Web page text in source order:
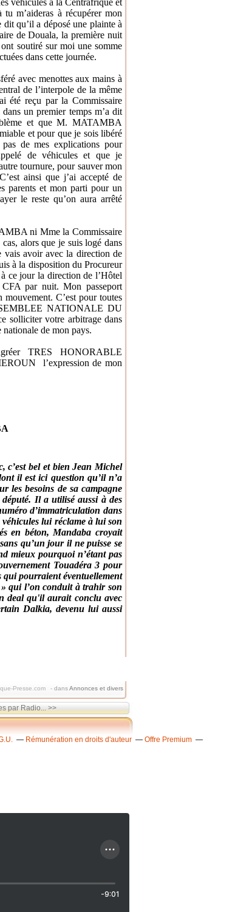
véhicules à la Centrafrique et
m’aideras à récupérer mon
qu’il a déposé une plainte à
de Douala, la première nuit
soutiré sur moi une somme
dans cette journée.
avec menottes aux mains à
de l’interpole de la même
été reçu par la Commissaire
un premier temps m’a dit
et que M. MATAMBA
et pour que je sois libéré
de mes explications pour
de véhicules et que je
tournure, pour sauver mon
ainsi que j’ai accepté de
parents et mon parti pour un
le reste qu’on aura arrêté
ni Mme la Commissaire
alors que je suis logé dans
vais avoir avec la direction de
à la disposition du Procureur
ce jour la direction de l’Hôtel
par nuit. Mon passeport
C’est pour toutes
NATIONALE DU
solliciter votre arbitrage dans
nationale de mon pays.
TRES HONORABLE
l’expression de mon
c’est bel et bien Jean Michel
il est ici question qu’il n’a
les besoins de sa campagne
Il a utilisé aussi à des
d’immatriculation dans
lui réclame à lui son
en béton, Mandaba croyait
qu’un jour il ne puisse se
mieux pourquoi n’étant pas
Touadéra 3 pour
qui pourraient éventuellement
» qui l’on conduit à trahir son
deal qu'il aurait conclu avec
Dalkia, devenu lui aussi
Presse.com - dansAnnonces et divers
par Radio... >>
Rémunération en droits d'auteur
Offre Premium
-9:01